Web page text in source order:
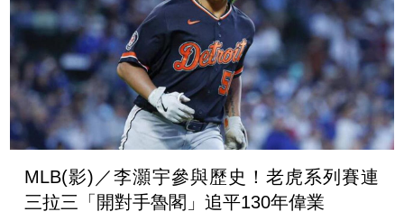
MLB(影)／李灝宇參與歷史！老虎系列賽連
三拉三「開對手魯閣」追平130年偉業